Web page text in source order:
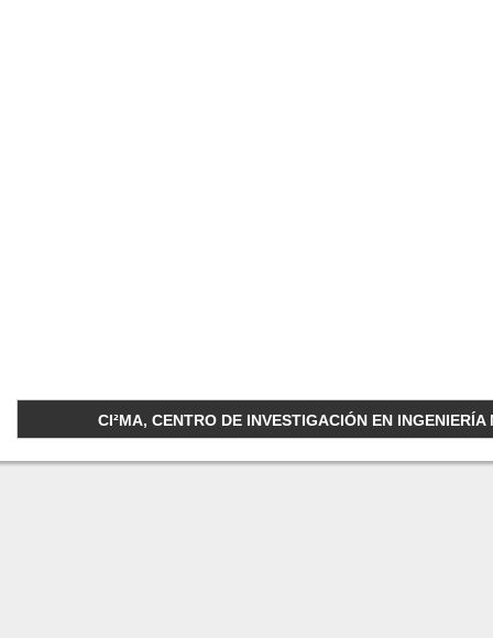
CI²MA, CENTRO DE INVESTIGACIÓN EN